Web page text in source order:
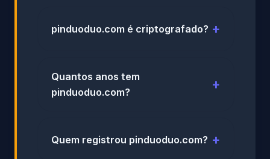
pinduoduo.com é criptografado?
Quantos anos tem
pinduoduo.com?
Quem registrou pinduoduo.com?